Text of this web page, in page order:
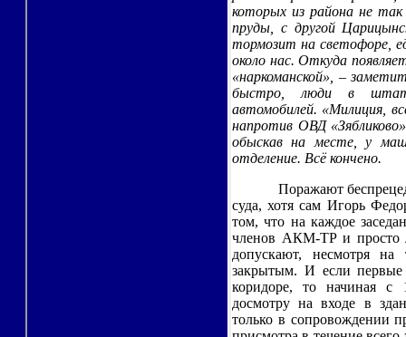
которых из района не
пруды, с другой
тормозит на светофоре,
около нас. Откуда
«наркоманской», –
быстро, люди в
автомобилей. «Милиция,
напротив ОВД
обыскав на месте, у
отделение. Всё кончено.
Поражают
суда, хотя сам Игорь
том, что на каждое
членов АКМ-ТР и просто
допускают, несмотря
закрытым. И если первые
коридоре, то начиная с
досмотру на входе в
только в сопровождении